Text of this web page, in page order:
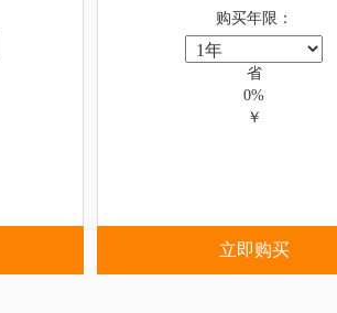
购买年限：
省
0%
￥
立即购买